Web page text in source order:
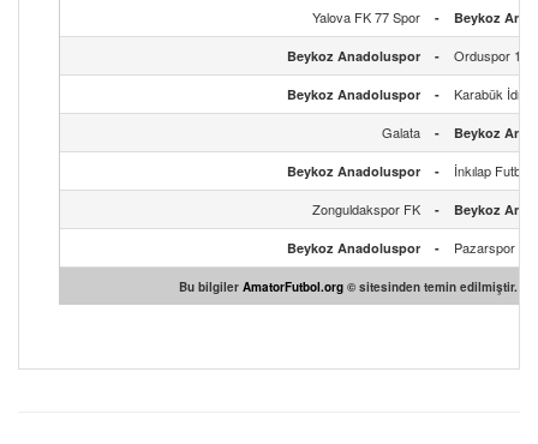
Yalova FK 77 Spor
- Beykoz
Beykoz Anadoluspor - Orduspor
Beykoz Anadoluspor -
Karabük
Galata
- Beykoz
Beykoz Anadoluspor -
İnkılap Futbol
Zonguldakspor FK
- Beykoz
Beykoz Anadoluspor - Pazarspor
Bu bilgiler AmatorFutbol.org © sitesinden temin edilmiştir.